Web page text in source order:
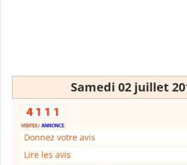
Samedi 02 juillet
Donnez votre avis
Lire les avis